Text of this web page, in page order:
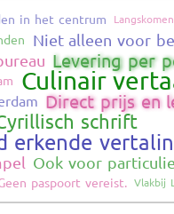
in het centrum
Niet alleen voor
Levering per
Culinair
Direct prijs en
schrift
erkende
Ook voor
paspoort vereist. Vlakbij